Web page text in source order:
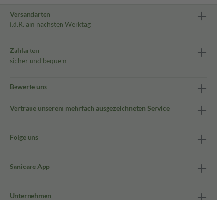
Versandarten
i.d.R. am nächsten Werktag
Zahlarten
sicher und bequem
Bewerte uns
Vertraue unserem mehrfach ausgezeichneten Service
Folge uns
Sanicare App
Unternehmen